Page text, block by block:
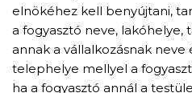
elnökéhez kell benyújtani,
a fogyasztó neve, lakóhelye,
annak a vállalkozásnak neve
telephelye mellyel a
ha a fogyasztó annál a